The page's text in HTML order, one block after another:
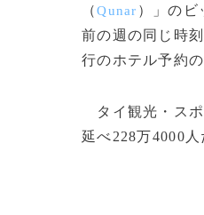
（Qunar ）」のビ
前の週の同じ時
行のホテル予約
タイ観光・スポ
延べ228万4000